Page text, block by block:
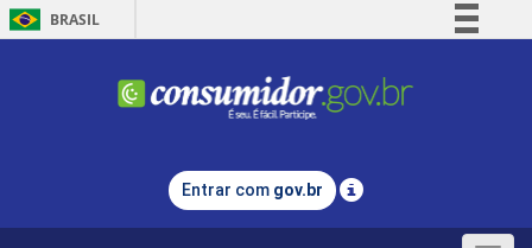
BRASIL
Comunica BR
Legislação
Entrar com gov.br